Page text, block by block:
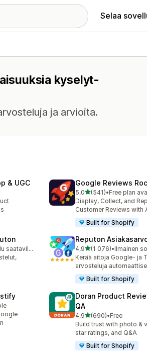
Selaa
kyselyt-
ja arvioita.
& UGC Google Reviews
5,0/ 5 tähteä
(541)
541 arvostelua yhteensä
•Free plan
Display, Collect, and
Customer Reviews with
Built for Shopify
Ilmainen kokeilu saatavilla
Reputon
4,9/ 5 tähteä
(1 076)
1076 arvostelua
•
Kerää aitoja Google- ja
arvosteluja
Built for Shopify
Doran Product
QA
4,9/ 5 tähteä
(690)
690 arvostelua yhteensä
•Free
Build trust with photo &
star ratings, and Q&A
Built for Shopify